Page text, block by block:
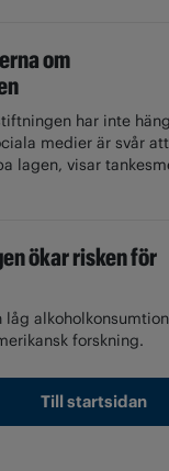
om
har inte
medier är svår
lagen, visar
ökar risken för
låg
forskning.
Till startsidan